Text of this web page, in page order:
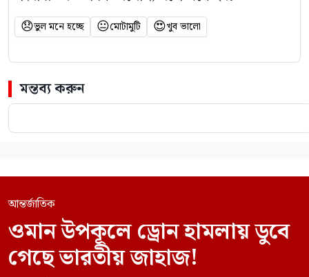
😞ভুল মনে হচ্ছে 😐মোটামুটি 😍খুব ভালো
মন্তব্য করুন
আন্তর্জাতিক
ওমান উপকূলে ড্রোন হামলায় ডুবে
গেছে ভারতীয় জাহাজ!